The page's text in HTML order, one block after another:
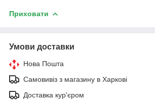
Приховати
Умови доставки
Нова Пошта
Самовивіз з магазину в Харкові
Доставка кур'єром